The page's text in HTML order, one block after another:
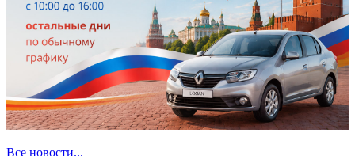
Все новости...